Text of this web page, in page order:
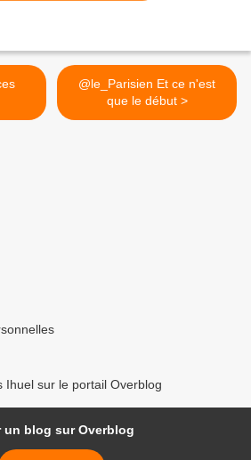
@le_Parisien Et ce n'est
que le début >
Ihuel sur le portail Overblog
un blog sur Overblog